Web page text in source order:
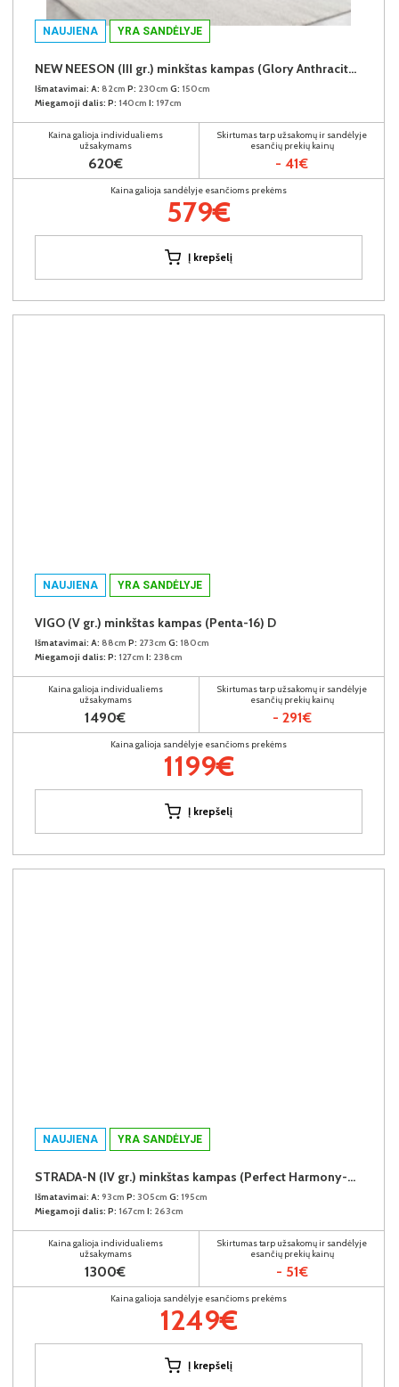
NAUJIENA YRA SANDĖLYJE
NEW NEESON (III gr.) minkštas kampas (Glory Anthracite-18)
Išmatavimai: A: 82cm P: 230cm G: 150cm
Miegamoji dalis: P: 140cm I: 197cm
Kaina galioja individualiems
užsakymams
620€
Skirtumas tarp užsakomų ir sandėlyje
esančių prekių kainų
- 41€
Kaina galioja sandėlyje esančioms prekėms
579€
Į krepšelį
NAUJIENA YRA SANDĖLYJE
VIGO (V gr.) minkštas kampas (Penta-16) D
Išmatavimai: A: 88cm P: 273cm G: 180cm
Miegamoji dalis: P: 127cm I: 238cm
Kaina galioja individualiems
užsakymams
1490€
Skirtumas tarp užsakomų ir sandėlyje
esančių prekių kainų
- 291€
Kaina galioja sandėlyje esančioms prekėms
1199€
Į krepšelį
NAUJIENA YRA SANDĖLYJE
STRADA-N (IV gr.) minkštas kampas (Perfect Harmony-04) K
Išmatavimai: A: 93cm P: 305cm G: 195cm
Miegamoji dalis: P: 167cm I: 263cm
Kaina galioja individualiems
užsakymams
1300€
Skirtumas tarp užsakomų ir sandėlyje
esančių prekių kainų
- 51€
Kaina galioja sandėlyje esančioms prekėms
1249€
Į krepšelį